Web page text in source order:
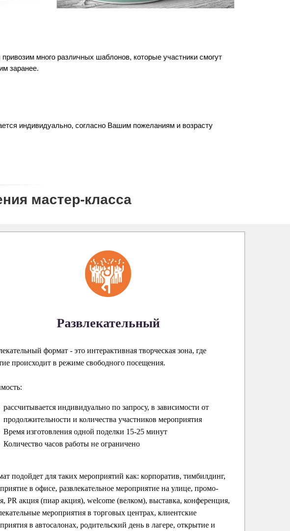
индивидуально, согласно Вашим пожеланиям и возрасту
много различных шаблонов, которые участники смогут
заранее.
мастер-класса
Развлекательный
формат - это интерактивная творческая зона, где
происходит в режиме свободного посещения.
рассчитывается индивидуально по запросу, в зависимости от
продолжительности и количества участников мероприятия
Время изготовления одной поделки 15-25 минут
Количество часов работы не ограничено
подойдет для таких мероприятий как: корпоратив, тимбилдинг,
в офисе, развлекательное мероприятие на улице, промо-
PR акция (пиар акция), welcome (велком), выставка, конференция,
мероприятия в торговых центрах, клиентские
в автосалонах, родительский день в лагере, открытие и